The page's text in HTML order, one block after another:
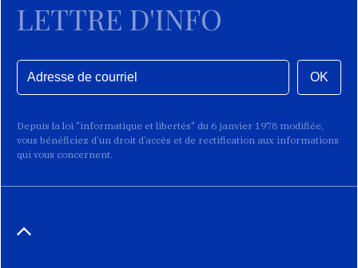
LETTRE D'INFO
OK
Depuis la loi "informatique et libertés" du 6 janvier 1978 modifiée,
vous bénéficiez d’un droit d’accès et de rectification aux informations
qui vous concernent.